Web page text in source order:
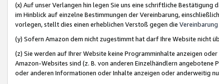
(x) Auf unser Verlangen hin legen Sie uns eine schriftliche
im Hinblick auf einzelne Bestimmungen der Vereinbarung,
vorlegen, stellt dies einen erheblichen Verstoß gegen die Vereinbarung
(y) Sofern Amazon dem nicht zugestimmt hat darf Ihre Website nicht
(z) Sie werden auf Ihrer Website keine Programminhalte anzeigen
Amazon-Websites sind (z. B. von anderen Einzelhändlern
oder anderen Informationen oder Inhalte anzeigen oder anderweitig